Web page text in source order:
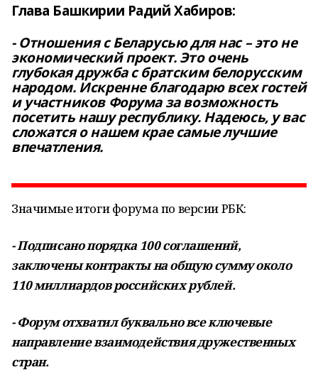
Глава Башкирии Радий Хабиров:
- Отношения с Беларусью для нас – это не
экономический проект. Это очень
глубокая дружба с братским белорусским
народом. Искренне благодарю всех гостей
и участников Форума за возможность
посетить нашу республику. Надеюсь, у вас
сложатся о нашем крае самые лучшие
впечатления.
Значимые итоги форума по версии РБК:
- Подписано порядка 100 соглашений,
заключены контракты на общую сумму около
110 миллиардов российских рублей.
- Форум отхватил буквально все ключевые
направление взаимодействия дружественных
стран.